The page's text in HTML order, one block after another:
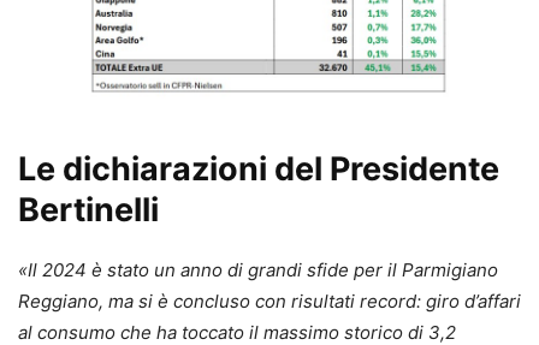
Le dichiarazioni del Presidente
Bertinelli
«Il 2024 è stato un anno di grandi sfide per il Parmigiano
Reggiano, ma si è concluso con risultati record: giro d’affari
al consumo che ha toccato il massimo storico di 3,2